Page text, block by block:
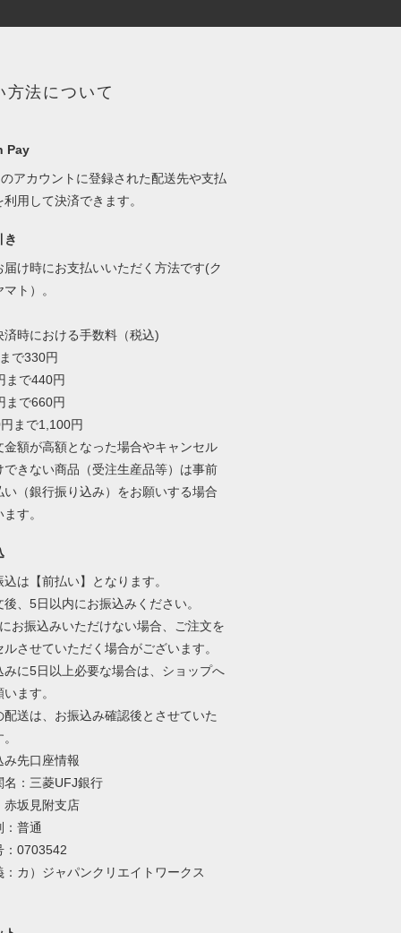
方法について
Pay
アカウントに登録された配送先や支払
利用して決済できます。
き
届け時にお支払いいただく方法です(ク
ト）。
済時における手数料（税込)
で330円
まで440円
まで660円
まで1,100円
額が高額となった場合やキャンセル
できない商品（受注生産品等）は事前
い（銀行振り込み）をお願いする場合
す。
は【前払い】となります。
、5日以内にお振込みください。
お振込みいただけない場合、ご注文を
ルさせていただく場合がございます。
に5日以上必要な場合は、ショップへ
ます。
送は、お振込み確認後とさせていた
先口座情報
名：三菱UFJ銀行
赤坂見附支店
：普通
：0703542
：カ）ジャパンクリエイトワークス